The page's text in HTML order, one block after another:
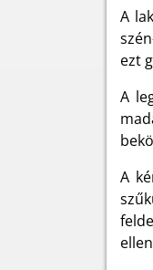
A
ezt
A
A